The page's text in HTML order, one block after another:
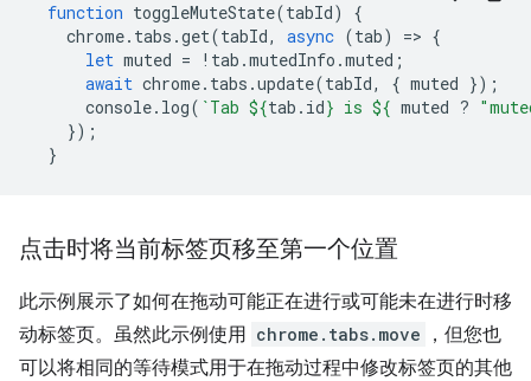
function toggleMuteState(tabId)
{
chrome. tabs .get(tabId, async (tab) => {
let muted = ! tab .mutedInfo .muted ;
await chrome. tabs .update(tabId, { muted });
console. log( `Tab ${tab . id} is ${ muted ?
});
}
点击时将当前标签页移至第一个位置
此示例展示了如何在拖动可能正在进行或可能未在进行时移
动标签页。虽然此示例使用 chrome.tabs.move
，但您也
可以将相同的等待模式用于在拖动过程中修改标签页的其他